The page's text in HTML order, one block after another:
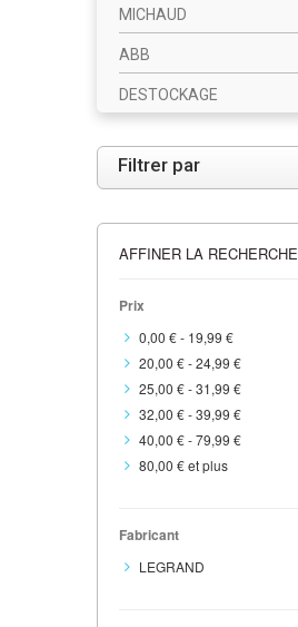
MICHAUD
ABB
DESTOCKAGE
Filtrer par
AFFINER LA RECHERCHE
Prix
0,00 €- 19,99 €
20,00 €-24,99 €
25,00 €-31,99 €
32,00 €-39,99 €
40,00 €-79,99 €
80,00 €et plus
Fabricant
LEGRAND